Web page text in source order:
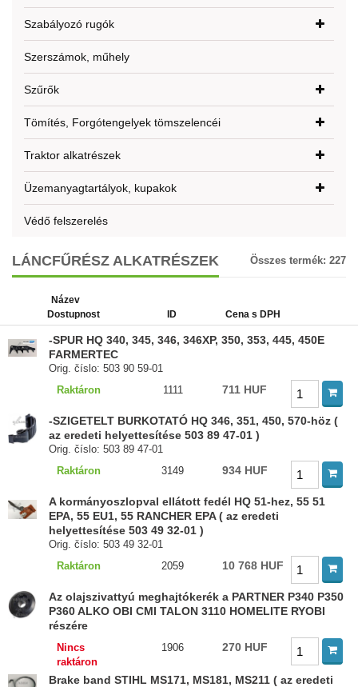
Szabályozó rugók
Szerszámok, műhely
Szűrők
Tömítés, Forgótengelyek tömszelencéi
Traktor alkatrészek
Üzemanyagtartályok, kupakok
Védő felszerelés
LÁNCFŰRÉSZ ALKATRÉSZEK Összes termék: 227
Název
Dostupnost
ID Cena s DPH
-SPUR HQ 340, 345, 346, 346XP, 350, 353, 445, 450E
FARMERTEC
Orig. číslo: 503 90 59-01
Raktáron
1111 711 HUF
-SZIGETELT BURKOTATÓ HQ 346, 351, 450, 570-höz (
az eredeti helyettesítése 503 89 47-01 )
Orig. číslo: 503 89 47-01
Raktáron
3149 934 HUF
A kormányoszlopval ellátott fedél HQ 51-hez, 55 51
EPA, 55 EU1, 55 RANCHER EPA ( az eredeti
helyettesítése 503 49 32-01 )
Orig. číslo: 503 49 32-01
Raktáron
2059 10 768 HUF
Az olajszivattyú meghajtókerék a PARTNER P340 P350
P360 ALKO OBI CMI TALON 3110 HOMELITE RYOBI
részére
Nincs
raktáron
1906 270 HUF
Brake band STIHL MS171, MS181, MS211 ( az eredeti